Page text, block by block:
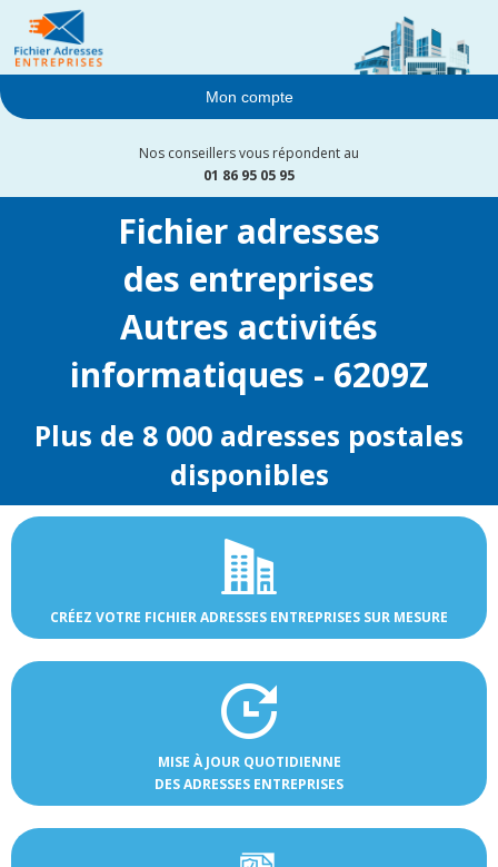
Mon compte
Nos conseillers vous répondent au
01 86 95 05 95
Fichier adresses
des entreprises
Autres activités
informatiques - 6209Z
Plus de 8 000 adresses postales
disponibles
CRÉEZ VOTRE FICHIER ADRESSES ENTREPRISES SUR MESURE
MISE À JOUR QUOTIDIENNE
DES ADRESSES ENTREPRISES